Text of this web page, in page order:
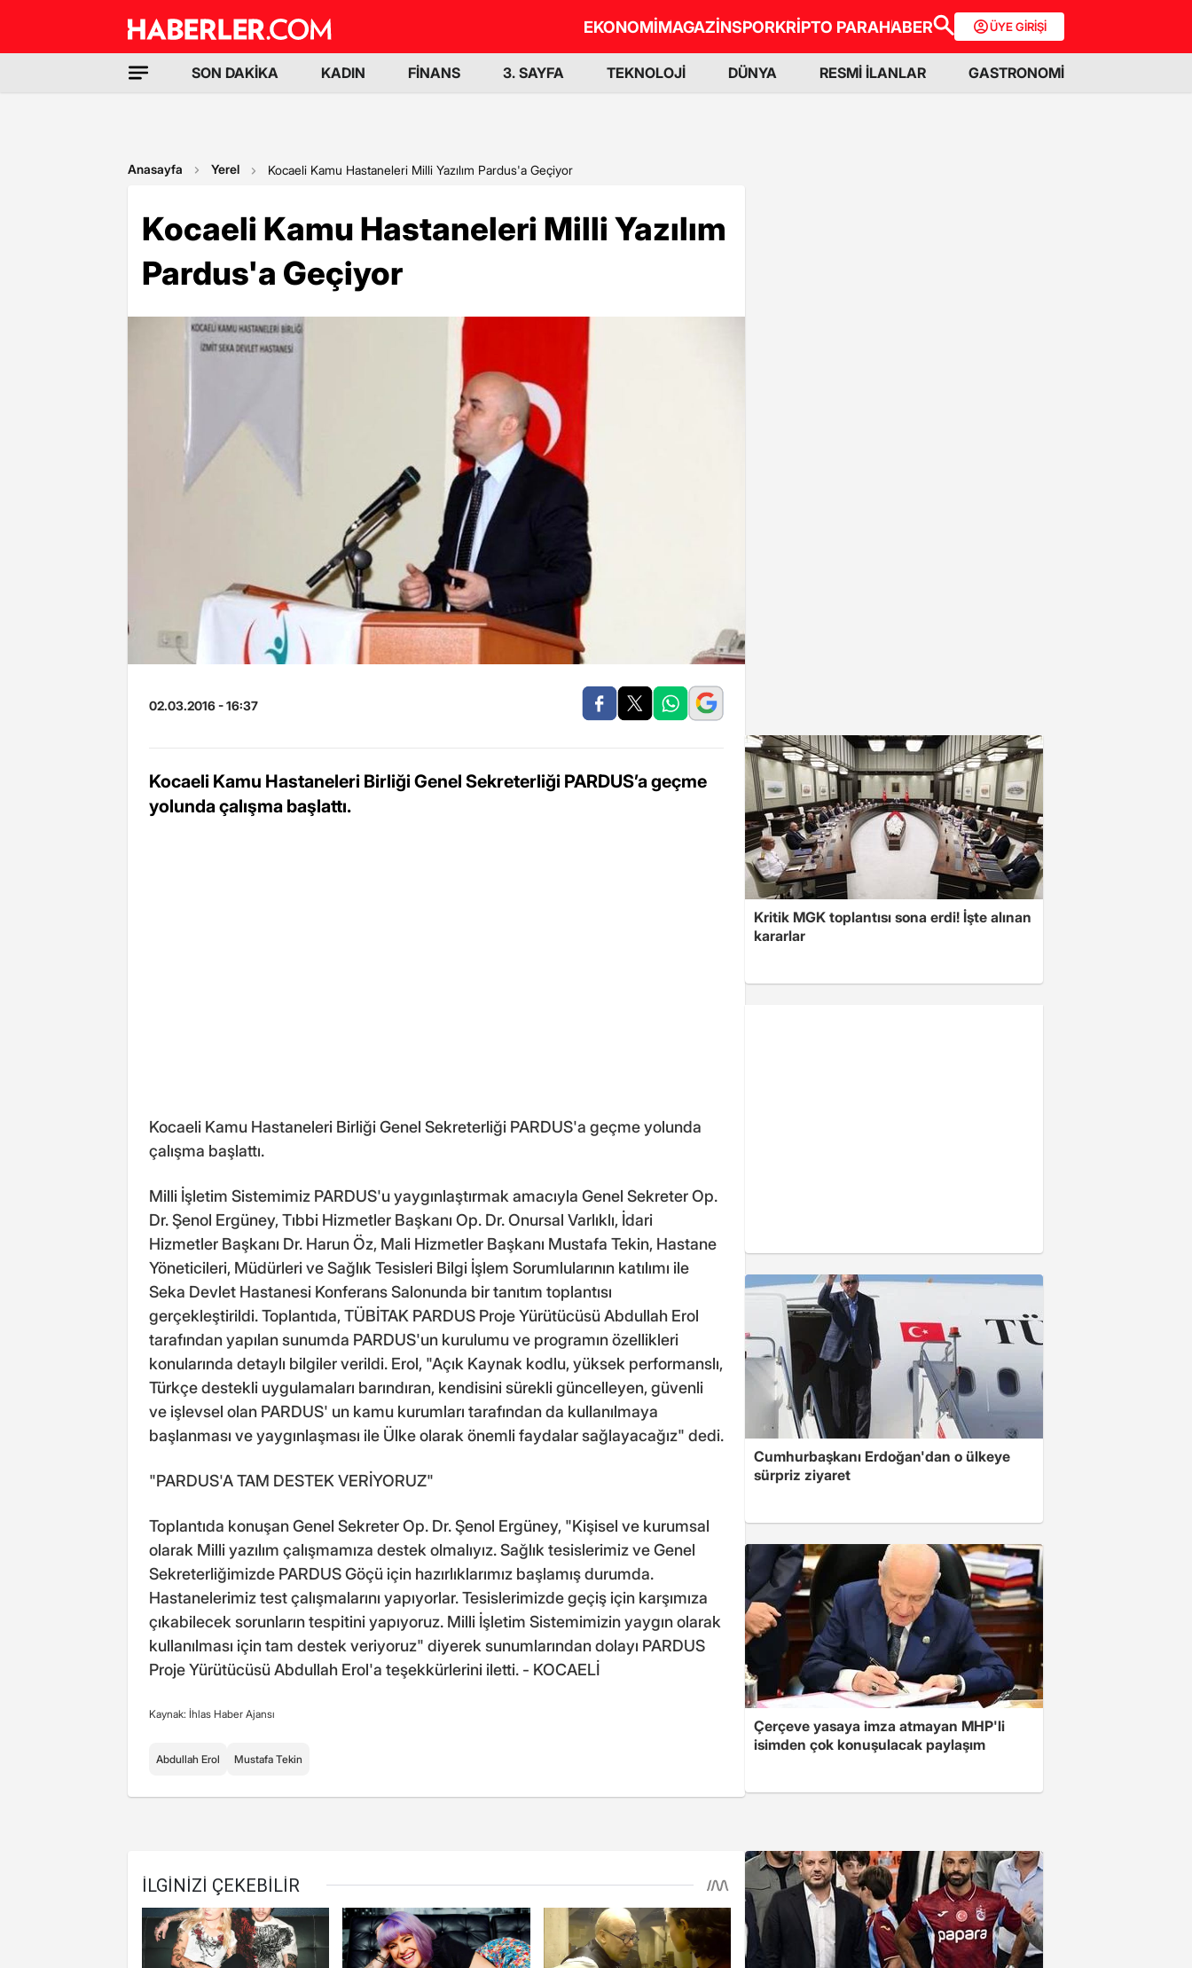
EKONOMİMAGAZİNSPORKRİPTO PARAHABER ÜYE GİRİŞİ
SON DAKİKA KADIN FİNANS 3. SAYFA TEKNOLOJİ DÜNYA RESMİ İLANLAR GASTRONOMİ
Anasayfa Yerel Kocaeli Kamu Hastaneleri Milli Yazılım Pardus'a Geçiyor
Kocaeli Kamu Hastaneleri Milli Yazılım
Pardus'a Geçiyor
02.03.2016 - 16:37
Kocaeli Kamu Hastaneleri Birliği Genel Sekreterliği PARDUS’a geçme
yolunda çalışma başlattı.
Kocaeli Kamu Hastaneleri Birliği Genel Sekreterliği PARDUS'a geçme yolunda
çalışma başlattı.
Milli İşletim Sistemimiz PARDUS'u yaygınlaştırmak amacıyla Genel Sekreter Op.
Dr. Şenol Ergüney, Tıbbi Hizmetler Başkanı Op. Dr. Onursal Varlıklı, İdari
Hizmetler Başkanı Dr. Harun Öz, Mali Hizmetler Başkanı Mustafa Tekin, Hastane
Yöneticileri, Müdürleri ve Sağlık Tesisleri Bilgi İşlem Sorumlularının katılımı ile
Seka Devlet Hastanesi Konferans Salonunda bir tanıtım toplantısı
gerçekleştirildi. Toplantıda, TÜBİTAK PARDUS Proje Yürütücüsü Abdullah Erol
tarafından yapılan sunumda PARDUS'un kurulumu ve programın özellikleri
konularında detaylı bilgiler verildi. Erol, "Açık Kaynak kodlu, yüksek performanslı,
Türkçe destekli uygulamaları barındıran, kendisini sürekli güncelleyen, güvenli
ve işlevsel olan PARDUS' un kamu kurumları tarafından da kullanılmaya
başlanması ve yaygınlaşması ile Ülke olarak önemli faydalar sağlayacağız" dedi.
"PARDUS'A TAM DESTEK VERİYORUZ"
Toplantıda konuşan Genel Sekreter Op. Dr. Şenol Ergüney, "Kişisel ve kurumsal
olarak Milli yazılım çalışmamıza destek olmalıyız. Sağlık tesislerimiz ve Genel
Sekreterliğimizde PARDUS Göçü için hazırlıklarımız başlamış durumda.
Hastanelerimiz test çalışmalarını yapıyorlar. Tesislerimizde geçiş için karşımıza
çıkabilecek sorunların tespitini yapıyoruz. Milli İşletim Sistemimizin yaygın olarak
kullanılması için tam destek veriyoruz" diyerek sunumlarından dolayı PARDUS
Proje Yürütücüsü Abdullah Erol'a teşekkürlerini iletti. - KOCAELİ
Kaynak: İhlas Haber Ajansı
Abdullah Erol Mustafa Tekin
Kritik MGK toplantısı sona erdi! İşte alınan
kararlar
Cumhurbaşkanı Erdoğan'dan o ülkeye
sürpriz ziyaret
Çerçeve yasaya imza atmayan MHP'li
isimden çok konuşulacak paylaşım